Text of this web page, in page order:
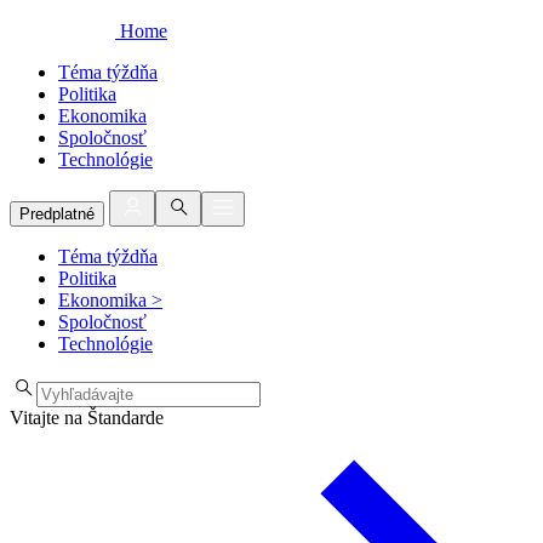
Home
Téma týždňa
Politika
Ekonomika
Spoločnosť
Technológie
Predplatné
Téma týždňa
Politika
Ekonomika >
Spoločnosť
Technológie
Vitajte na Štandarde